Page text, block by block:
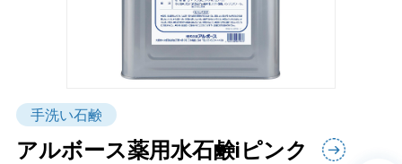
手洗い石鹸
アルボース薬用水石鹸iピンク